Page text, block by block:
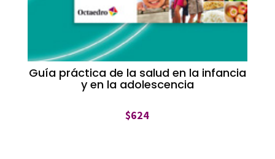
Guía práctica de la salud en la infancia
y en la adolescencia
$624